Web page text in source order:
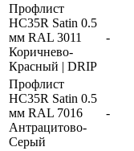
Профлист
HC35R Satin 0.5
мм RAL 3011
Коричнево-
Красный | DRIP
-
Профлист
HC35R Satin 0.5
мм RAL 7016
Антрацитово-
Серый
-